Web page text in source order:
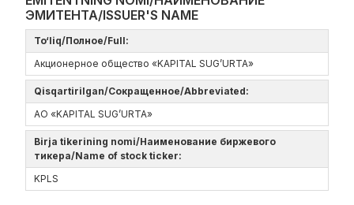
ЭМИТЕНТА/ISSUER'S NAME
To‘liq/Полное/Full:
Акционерное общество «KAPITAL SUG’URTA»
Qisqartirilgan/Сокращенное/Abbreviated:
АО «KAPITAL SUG’URTA»
Birja tikerining nomi/Наименование биржевого
тикера/Name of stock ticker:
KPLS